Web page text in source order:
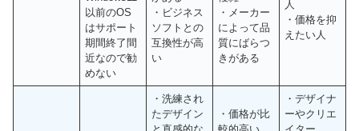
以前のOS
はサポート
期間終了間
近なので勧
めない
・ビジネス
ソフトとの
互換性が高
い
・メーカー
によって品
質にばらつ
きがある
人
・価格を抑
えたい人
・洗練され
たデザイン
・価格が比
・デザイナ
ーやクリエ